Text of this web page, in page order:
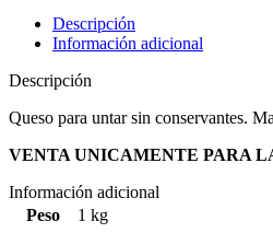
Descripción
Información adicional
Descripción
Queso para untar sin conservantes.
VENTA UNICAMENTE PARA
Información adicional
Peso
1 kg